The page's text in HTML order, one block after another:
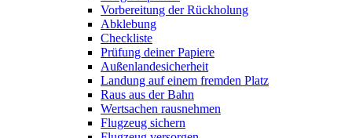
Vorbereitung der Rückholung
Abklebung
Checkliste
Prüfung deiner Papiere
Außenlandesicherheit
Landung auf einem fremden Platz
Raus aus der Bahn
Wertsachen rausnehmen
Flugzeug sichern